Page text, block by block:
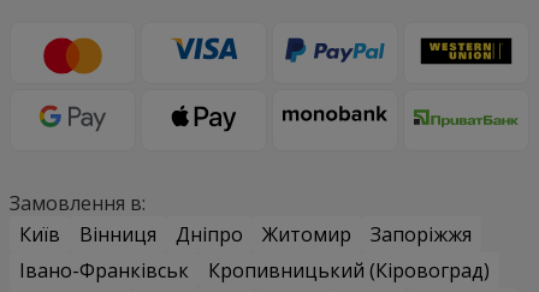
Замовлення в:
Київ
Вінниця Дніпро Житомир
Запоріжжя
Івано-Франківськ
Кропивницький (Кіровоград)